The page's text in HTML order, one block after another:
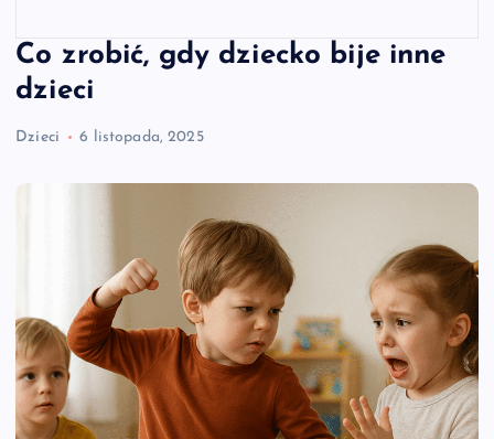
Co zrobić, gdy dziecko bije inne
dzieci
Dzieci 6 listopada, 2025